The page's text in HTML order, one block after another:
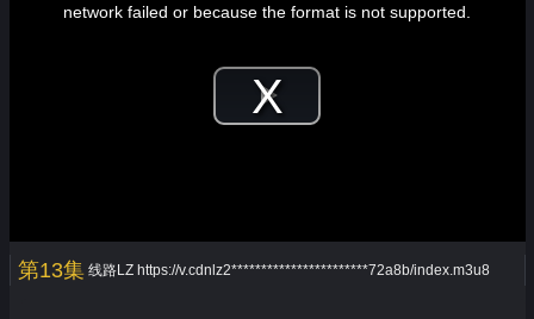
Play
network failed or because the format is not supported.
第13集 线路LZ https://v.cdnlz2***********************72a8b/index.m3u8